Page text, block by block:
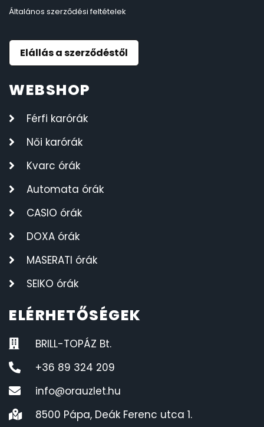
Általános szerződési feltételek
Elállás a szerződéstől
WEBSHOP
Férfi karórák
Női karórák
Kvarc órák
Automata órák
CASIO órák
DOXA órák
MASERATI órák
SEIKO órák
ELÉRHETŐSÉGEK
BRILL-TOPÁZ Bt.
+36 89 324 209
info@orauzlet.hu
8500 Pápa, Deák Ferenc utca 1.